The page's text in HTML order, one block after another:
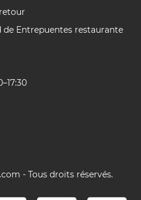
Entrepuentes restaurante
- Tous droits réservés.